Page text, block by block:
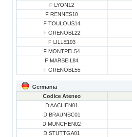
F LYON12
F RENNES10
F TOULOUS14
F GRENOBL22
F LILLE103
F MONTPEL54
F MARSEIL84
F GRENOBL55
Germania
Codice Ateneo
D AACHEN01
D BRAUNSC01
D MUNCHEN02
D STUTTGA01